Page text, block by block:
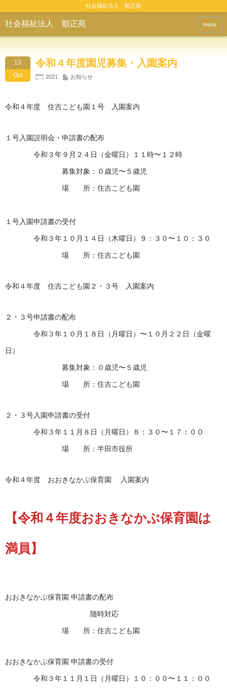
社会福祉法人 順正苑
社会福祉法人 順正苑 menu
13
Oct
令和４年度園児募集・入園案内
2021 お知らせ
令和４年度 住吉こども園１号 入園案内
１号入園説明会・申請書の配布
令和３年９月２４日（金曜日）１１時〜１２時
募集対象：０歳児〜５歳児
場 所：住吉こども園
１号入園申請書の受付
令和３年１０月１４日（木曜日）９：３０〜１０：３０
場 所：住吉こども園
令和４年度 住吉こども園２・３号 入園案内
２・３号申請書の配布
令和３年１０月１８日（月曜日）〜１０月２２日（金曜
日）
募集対象：０歳児〜５歳児
場 所：住吉こども園
２・３号入園申請書の受付
令和３年１１月８日（月曜日）８：３０〜１７：００
場 所：半田市役所
令和４年度 おおきなかぶ保育園 入園案内
【令和４年度おおきなかぶ保育園は
満員】
おおきなかぶ保育園 申請書の配布
随時対応
場 所：住吉こども園
おおきなかぶ保育園 申請書の受付
令和３年１１月１日（月曜日）１０：００〜１１：００